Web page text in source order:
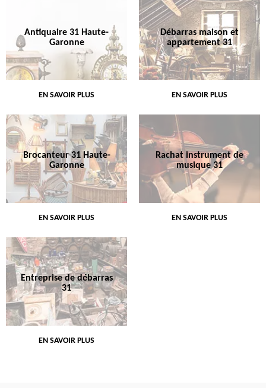
Antiquaire 31 Haute-
Garonne
EN SAVOIR PLUS
Débarras maison et
appartement 31
EN SAVOIR PLUS
Brocanteur 31 Haute-
Garonne
EN SAVOIR PLUS
Rachat instrument de
musique 31
EN SAVOIR PLUS
Entreprise de débarras
31
EN SAVOIR PLUS